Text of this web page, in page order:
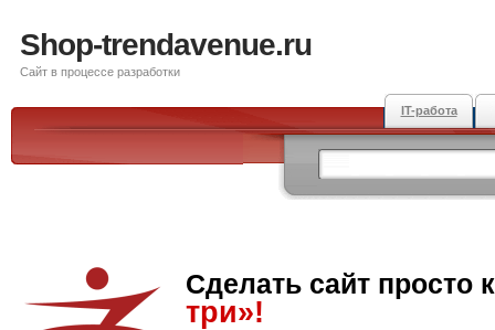
Shop-trendavenue.ru
Сайт в процессе разработки
IT-работа
Сделать сайт просто
три»!